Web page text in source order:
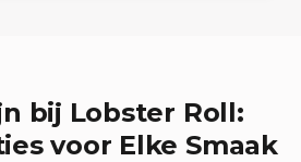
bij Lobster Roll:
voor Elke Smaak